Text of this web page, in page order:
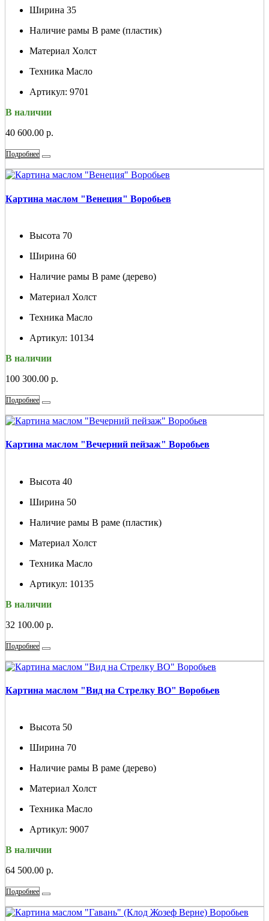
Ширина 35
Наличие рамы В раме (пластик)
Материал Холст
Техника Масло
Артикул: 9701
В наличии
40 600.00 р.
Подробнее
Картина маслом "Венеция" Воробьев
Высота 70
Ширина 60
Наличие рамы В раме (дерево)
Материал Холст
Техника Масло
Артикул: 10134
В наличии
100 300.00 р.
Подробнее
Картина маслом "Вечерний пейзаж" Воробьев
Высота 40
Ширина 50
Наличие рамы В раме (пластик)
Материал Холст
Техника Масло
Артикул: 10135
В наличии
32 100.00 р.
Подробнее
Картина маслом "Вид на Стрелку ВО" Воробьев
Высота 50
Ширина 70
Наличие рамы В раме (дерево)
Материал Холст
Техника Масло
Артикул: 9007
В наличии
64 500.00 р.
Подробнее